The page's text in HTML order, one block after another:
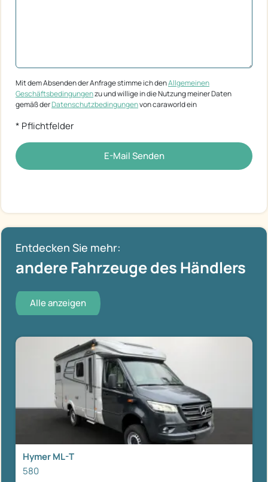
Mit dem Absenden der Anfrage stimme ich denAllgemeinen
Geschäftsbedingungenzu und willige in die Nutzung meiner Daten
gemäß derDatenschutzbedingungenvon caraworld ein
* Pflichtfelder
E-Mail Senden
Entdecken Sie mehr:
andere Fahrzeuge des Händlers
Alle anzeigen
Hymer ML-T
580